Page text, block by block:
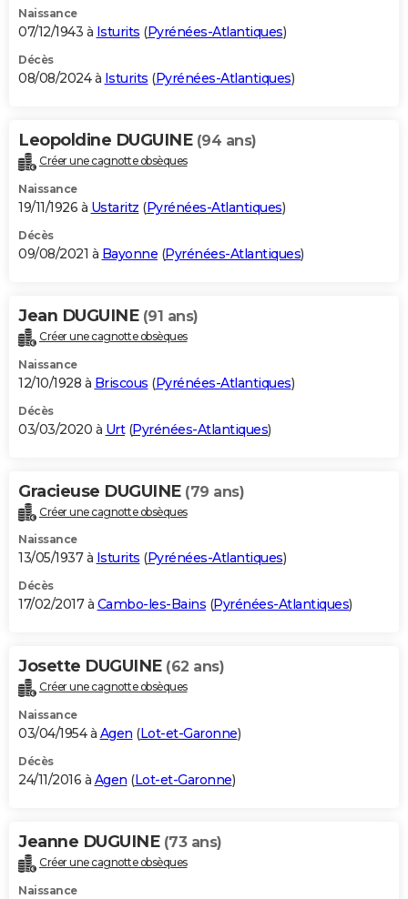
Dictionnaire
Biographies
Citations
Expressions
Proverbes
PROGRAMME TV
S'inscrire
Se connecter
Lycées
Collèges
Primaires
Universités
Entreprises
Service militaire
Avis de recherche
AVIS DE DÉCÈS
Bricolage
Lifestyle
Culture
Sport
Auto
Television
Voyage
Cinema
Naissance
07/12/1943 à Isturits (Pyrénées-Atlantiques)
Décès
08/08/2024 à Isturits (Pyrénées-Atlantiques)
Leopoldine DUGUINE (94 ans)
Créer une cagnotte obsèques
Naissance
19/11/1926 à Ustaritz (Pyrénées-Atlantiques)
Décès
09/08/2021 à Bayonne (Pyrénées-Atlantiques)
Jean DUGUINE (91 ans)
Créer une cagnotte obsèques
Naissance
12/10/1928 à Briscous (Pyrénées-Atlantiques)
Décès
03/03/2020 à Urt(Pyrénées-Atlantiques)
Gracieuse DUGUINE (79 ans)
Créer une cagnotte obsèques
Naissance
13/05/1937 à Isturits (Pyrénées-Atlantiques)
Décès
17/02/2017 à Cambo-les-Bains (Pyrénées-Atlantiques)
Josette DUGUINE (62 ans)
Créer une cagnotte obsèques
Naissance
03/04/1954 à Agen (Lot-et-Garonne)
Décès
24/11/2016 à Agen (Lot-et-Garonne)
Jeanne DUGUINE (73 ans)
Créer une cagnotte obsèques
Naissance